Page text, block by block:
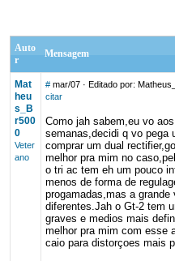
Auto
r
Mensagem
Mat
heu
s_B
r500
0
Veter
ano
# mar/07· Editado por:
citar
Como jah sabem,eu vo
semanas,decidi q vo pega
comprar um dual
melhor pra mim no
o tri ac tem eh um pouco
menos de forma de
progamadas,mas a
diferentes.Jah o Gt-2 tem
graves e medios mais
melhor pra mim com esse
caio para distorçoes mais